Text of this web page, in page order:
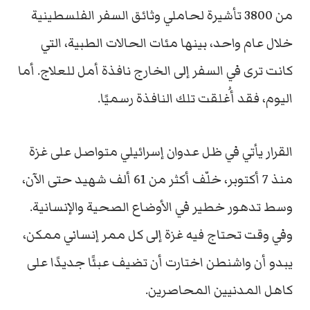
من 3800 تأشيرة لحاملي وثائق السفر الفلسطينية
خلال عام واحد، بينها مئات الحالات الطبية، التي
كانت ترى في السفر إلى الخارج نافذة أمل للعلاج. أما
اليوم، فقد أُغلقت تلك النافذة رسميًا.
القرار يأتي في ظل عدوان إسرائيلي متواصل على غزة
منذ 7 أكتوبر، خلّف أكثر من 61 ألف شهيد حتى الآن،
وسط تدهور خطير في الأوضاع الصحية والإنسانية.
وفي وقت تحتاج فيه غزة إلى كل ممر إنساني ممكن،
يبدو أن واشنطن اختارت أن تضيف عبئًا جديدًا على
كاهل المدنيين المحاصرين.